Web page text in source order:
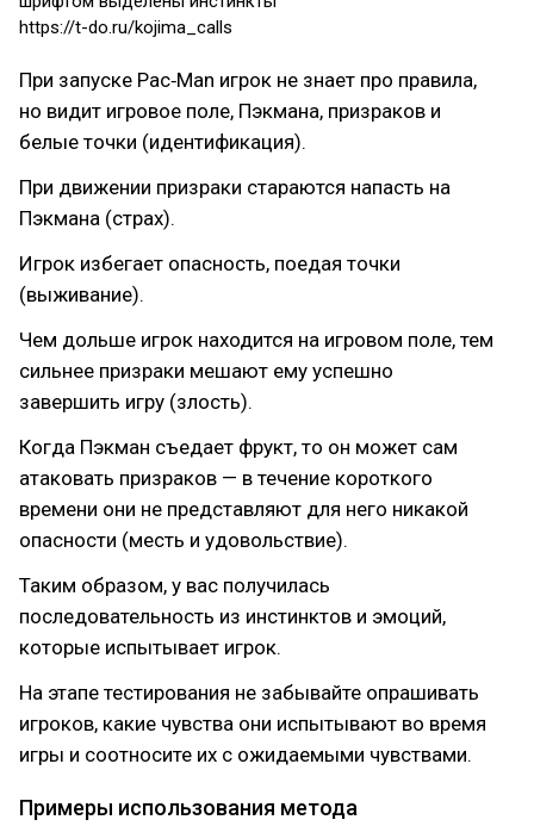
https://t-do.ru/kojima_calls
При запуске Pac‑Man игрок не знает про правила,
но видит игровое поле, Пэкмана, призраков и
белые точки (идентификация).
При движении призраки стараются напасть на
Пэкмана (страх).
Игрок избегает опасность, поедая точки
(выживание).
Чем дольше игрок находится на игровом поле, тем
сильнее призраки мешают ему успешно
завершить игру (злость).
Когда Пэкман съедает фрукт, то он может сам
атаковать призраков — в течение короткого
времени они не представляют для него никакой
опасности (месть и удовольствие).
Таким образом, у вас получилась
последовательность из инстинктов и эмоций,
которые испытывает игрок.
На этапе тестирования не забывайте опрашивать
игроков, какие чувства они испытывают во время
игры и соотносите их с ожидаемыми чувствами.
Примеры использования метода